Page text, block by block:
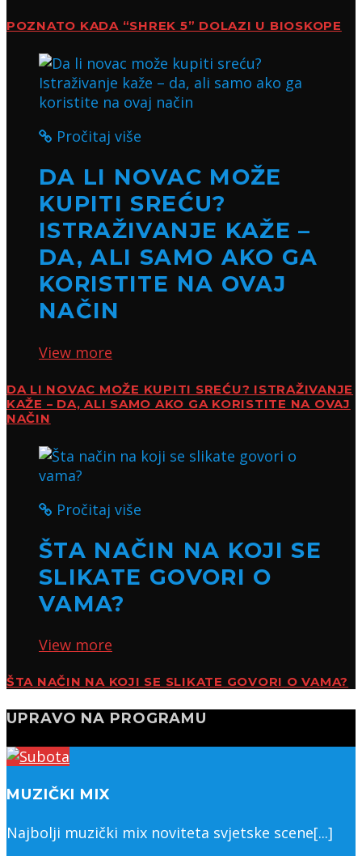
POZNATO KADA “SHREK 5” DOLAZI U BIOSKOPE
Pročitaj više
DA LI NOVAC MOŽE
KUPITI SREĆU?
ISTRAŽIVANJE KAŽE –
DA, ALI SAMO AKO GA
KORISTITE NA OVAJ
NAČIN
View more
DA LI NOVAC MOŽE KUPITI SREĆU? ISTRAŽIVANJE
KAŽE – DA, ALI SAMO AKO GA KORISTITE NA OVAJ
NAČIN
Pročitaj više
ŠTA NAČIN NA KOJI SE
SLIKATE GOVORI O
VAMA?
View more
ŠTA NAČIN NA KOJI SE SLIKATE GOVORI O VAMA?
UPRAVO NA PROGRAMU
MUZIČKI MIX
Najbolji muzički mix noviteta svjetske scene[...]